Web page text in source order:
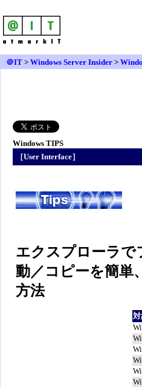
＠IT > Windows Server Insider >
Windows TIPS
［User Interface］
エクスプローラで
動／コピーを簡単
方法
対